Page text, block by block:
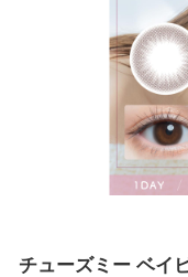
チューズミー ベイ